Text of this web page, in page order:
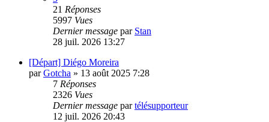
21 Réponses
5997 Vues
Dernier message par Stan
28 juil. 2026 13:27
[Départ] Diégo Moreira
parGotcha » 13 août 2025 7:28
7 Réponses
2326 Vues
Dernier message partélésupporteur
12 juil. 2026 20:43